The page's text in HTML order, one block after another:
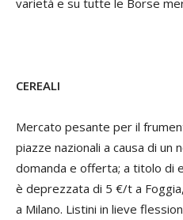
CEREALI
Mercato pesante per il
piazze nazionali a causa di un
domanda e offerta; a titolo di
è deprezzata di 5 €/t a
a Milano. Listini in lieve